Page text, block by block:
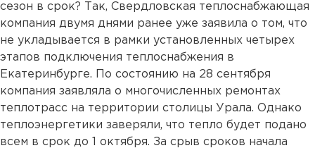
сезон в срок? Так, Свердловская теплоснабжающая
компания двумя днями ранее уже заявила о том, что
не укладывается в рамки установленных четырех
этапов подключения теплоснабжения в
Екатеринбурге. По состоянию на 28 сентября
компания заявляла о многочисленных ремонтах
теплотрасс на территории столицы Урала. Однако
теплоэнергетики заверяли, что тепло будет подано
всем в срок до 1 октября. За срыв сроков начала